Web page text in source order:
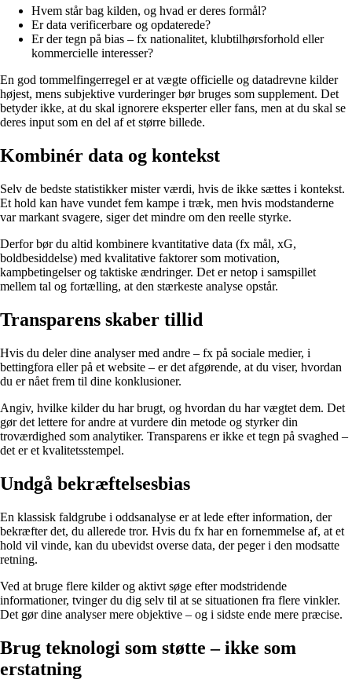
Hvem står bag kilden, og hvad er deres formål?
Er data verificerbare og opdaterede?
Er der tegn på bias – fx nationalitet, klubtilhørsforhold eller
kommercielle interesser?
En god tommelfingerregel er at vægte officielle og datadrevne kilder
højest, mens subjektive vurderinger bør bruges som supplement. Det
betyder ikke, at du skal ignorere eksperter eller fans, men at du skal se
deres input som en del af et større billede.
Kombinér data og kontekst
Selv de bedste statistikker mister værdi, hvis de ikke sættes i kontekst.
Et hold kan have vundet fem kampe i træk, men hvis modstanderne
var markant svagere, siger det mindre om den reelle styrke.
Derfor bør du altid kombinere kvantitative data (fx mål, xG,
boldbesiddelse) med kvalitative faktorer som motivation,
kampbetingelser og taktiske ændringer. Det er netop i samspillet
mellem tal og fortælling, at den stærkeste analyse opstår.
Transparens skaber tillid
Hvis du deler dine analyser med andre – fx på sociale medier, i
bettingfora eller på et website – er det afgørende, at du viser, hvordan
du er nået frem til dine konklusioner.
Angiv, hvilke kilder du har brugt, og hvordan du har vægtet dem. Det
gør det lettere for andre at vurdere din metode og styrker din
troværdighed som analytiker. Transparens er ikke et tegn på svaghed –
det er et kvalitetsstempel.
Undgå bekræftelsesbias
En klassisk faldgrube i oddsanalyse er at lede efter information, der
bekræfter det, du allerede tror. Hvis du fx har en fornemmelse af, at et
hold vil vinde, kan du ubevidst overse data, der peger i den modsatte
retning.
Ved at bruge flere kilder og aktivt søge efter modstridende
informationer, tvinger du dig selv til at se situationen fra flere vinkler.
Det gør dine analyser mere objektive – og i sidste ende mere præcise.
Brug teknologi som støtte – ikke som
erstatning